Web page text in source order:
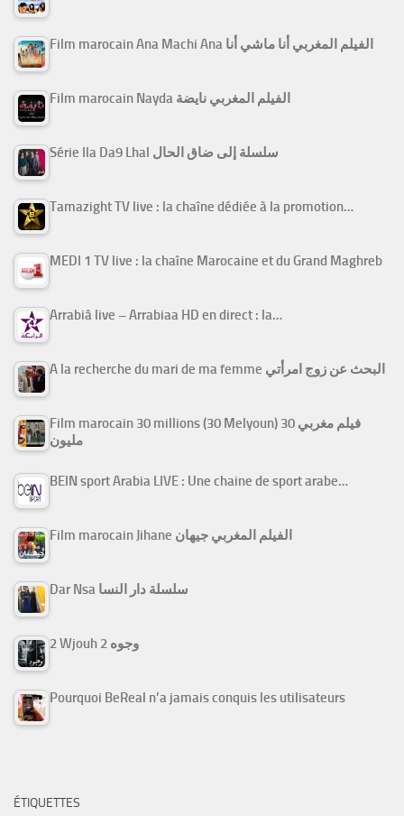
Film marocain Ana Machi Ana الفيلم المغربي أنا ماشي أنا
Film marocain Nayda الفيلم المغربي نايضة
Série Ila Da9 Lhal سلسلة إلى ضاق الحال
Tamazight TV live : la chaîne dédiée à la promotion…
MEDI 1 TV live : la chaîne Marocaine et du Grand Maghreb
Arrabiâ live – Arrabiaa HD en direct : la…
A la recherche du mari de ma femme البحث عن زوج امرأتي
Film marocain 30 millions (30 Melyoun) فيلم مغربي 30
مليون
BEIN sport Arabia LIVE : Une chaine de sport arabe…
Film marocain Jihane الفيلم المغربي جيهان
Dar Nsa سلسلة دار النسا
2 Wjouh 2 وجوه
Pourquoi BeReal n’a jamais conquis les utilisateurs
ÉTIQUETTES